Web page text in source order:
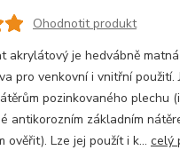
Ohodnotit produkt
akrylátový je hedvábně
pro venkovní i vnitřní použití.
pozinkovaného plechu
antikorozním základním
ověřit). Lze jej použít i k... celý